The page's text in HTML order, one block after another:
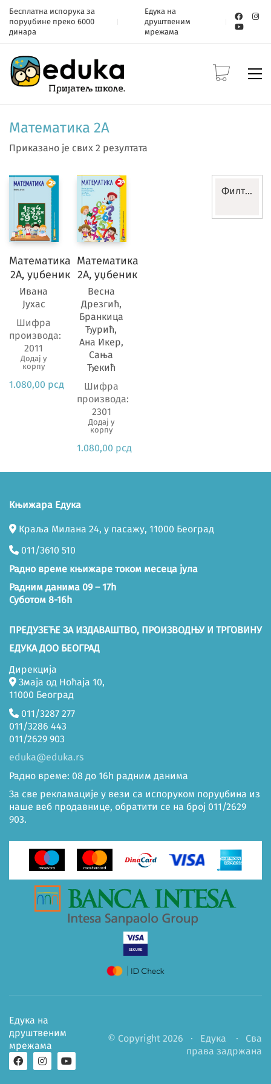
Бесплатна испорука за
поруџбине преко 6000
динара
Едука на
друштвеним
мрежама
Математика 2А
Приказано је свих 2 резултата
Математика
2А, уџбеник
Ивана
Јухас
Шифра
производа:
2011
Додај у
корпу
1.080,00 рсд
Математика
2А, уџбеник
Весна
Дрезгић,
Бранкица
Ђурић,
Ана Икер,
Сања
Ђекић
Шифра
производа:
2301
Додај у
корпу
1.080,00 рсд
Филтери
Књижара Едука
Краља Милана 24, у пасажу, 11000 Београд
011/3610 510
Радно време књижаре током месеца јула
Радним данима 09 – 17h
Суботом 8-16h
ПРЕДУЗЕЋЕ ЗА ИЗДАВАШТВО, ПРОИЗВОДЊУ И ТРГОВИНУ
ЕДУКА ДОО БЕОГРАД
Дирекција
Змаја од Ноћаја 10,
11000 Београд
011/3287 277
011/3286 443
011/2629 903
eduka@eduka.rs
Радно време: 08 до 16h радним данима
За све рекламације у вези са испоруком поруџбина из
наше веб продавнице, обратити се на број 011/2629
903.
© Copyright 2026 · Едука · Сва
права задржана
Едука на
друштвеним
мрежама